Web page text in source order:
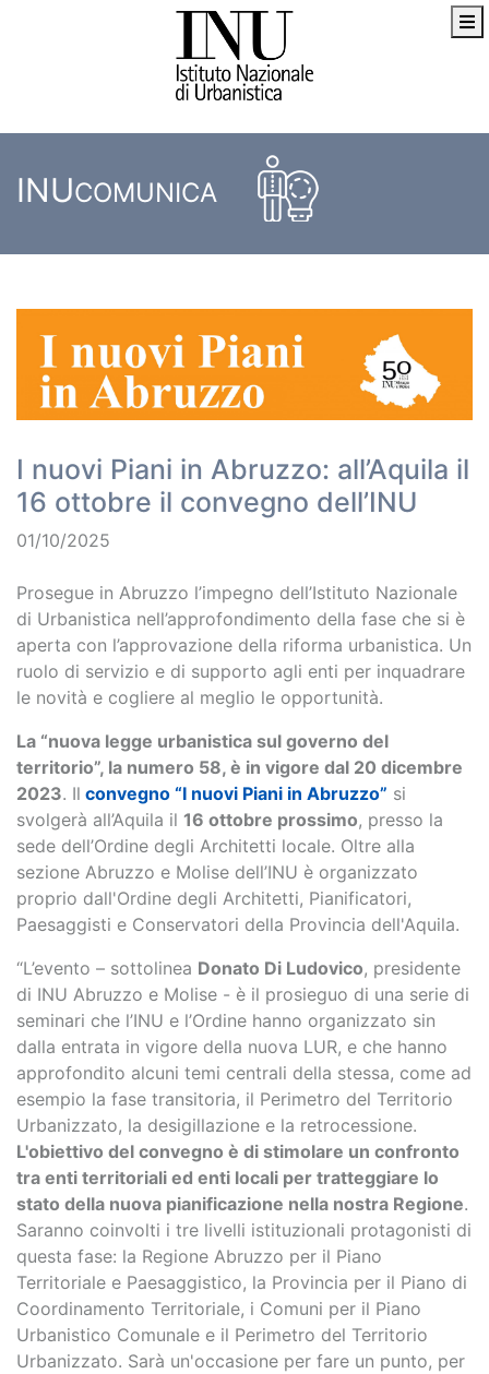
INUCOMUNICA
I nuovi Piani in Abruzzo: all’Aquila il
16 ottobre il convegno dell’INU
01/10/2025
Prosegue in Abruzzo l’impegno dell’Istituto Nazionale
di Urbanistica nell’approfondimento della fase che si è
aperta con l’approvazione della riforma urbanistica. Un
ruolo di servizio e di supporto agli enti per inquadrare
le novità e cogliere al meglio le opportunità.
La “nuova legge urbanistica sul governo del
territorio”, la numero 58, è in vigore dal 20 dicembre
2023. Il convegno “I nuovi Piani in Abruzzo” si
svolgerà all’Aquila il 16 ottobre prossimo, presso la
sede dell’Ordine degli Architetti locale. Oltre alla
sezione Abruzzo e Molise dell’INU è organizzato
proprio dall'Ordine degli Architetti, Pianificatori,
Paesaggisti e Conservatori della Provincia dell'Aquila.
“L’evento – sottolinea Donato Di Ludovico, presidente
di INU Abruzzo e Molise - è il prosieguo di una serie di
seminari che l’INU e l’Ordine hanno organizzato sin
dalla entrata in vigore della nuova LUR, e che hanno
approfondito alcuni temi centrali della stessa, come ad
esempio la fase transitoria, il Perimetro del Territorio
Urbanizzato, la desigillazione e la retrocessione.
L'obiettivo del convegno è di stimolare un confronto
tra enti territoriali ed enti locali per tratteggiare lo
stato della nuova pianificazione nella nostra Regione.
Saranno coinvolti i tre livelli istituzionali protagonisti di
questa fase: la Regione Abruzzo per il Piano
Territoriale e Paesaggistico, la Provincia per il Piano di
Coordinamento Territoriale, i Comuni per il Piano
Urbanistico Comunale e il Perimetro del Territorio
Urbanizzato. Sarà un'occasione per fare un punto, per